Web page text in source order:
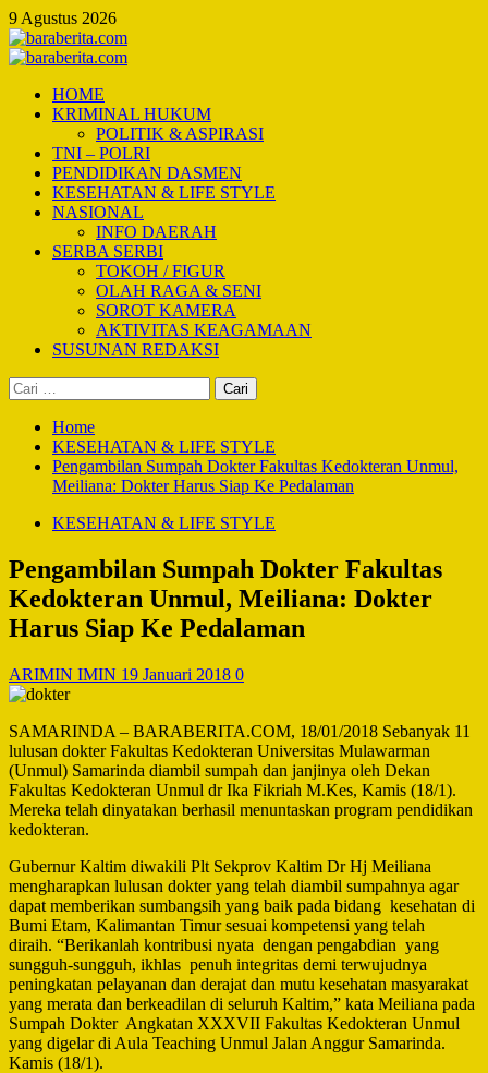
Skip
to
content
9 Agustus 2026
Primary
HOME
KRIMINAL HUKUM
POLITIK & ASPIRASI
TNI – POLRI
PENDIDIKAN DASMEN
KESEHATAN & LIFE STYLE
NASIONAL
INFO DAERAH
SERBA SERBI
TOKOH / FIGUR
OLAH RAGA & SENI
SOROT KAMERA
AKTIVITAS KEAGAMAAN
SUSUNAN REDAKSI
Cari
untuk:
Home
KESEHATAN & LIFE STYLE
Pengambilan Sumpah Dokter Fakultas Kedokteran Unmul,
Meiliana: Dokter Harus Siap Ke Pedalaman
KESEHATAN & LIFE STYLE
Pengambilan Sumpah Dokter Fakultas
Kedokteran Unmul, Meiliana: Dokter
Harus Siap Ke Pedalaman
ARIMIN IMIN 19 Januari 2018 0
SAMARINDA – BARABERITA.COM, 18/01/2018 Sebanyak 11
lulusan dokter Fakultas Kedokteran Universitas Mulawarman
(Unmul) Samarinda diambil sumpah dan janjinya oleh Dekan
Fakultas Kedokteran Unmul dr Ika Fikriah M.Kes, Kamis (18/1).
Mereka telah dinyatakan berhasil menuntaskan program pendidikan
kedokteran.
Gubernur Kaltim diwakili Plt Sekprov Kaltim Dr Hj Meiliana
mengharapkan lulusan dokter yang telah diambil sumpahnya agar
dapat memberikan sumbangsih yang baik pada bidang kesehatan di
Bumi Etam, Kalimantan Timur sesuai kompetensi yang telah
diraih. “Berikanlah kontribusi nyata dengan pengabdian yang
sungguh-sungguh, ikhlas penuh integritas demi terwujudnya
peningkatan pelayanan dan derajat dan mutu kesehatan masyarakat
yang merata dan berkeadilan di seluruh Kaltim,” kata Meiliana pada
Sumpah Dokter Angkatan XXXVII Fakultas Kedokteran Unmul
yang digelar di Aula Teaching Unmul Jalan Anggur Samarinda.
Kamis (18/1).